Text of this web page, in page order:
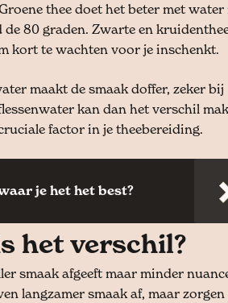
thee doet het beter met
80 graden. Zwarte en
kort te wachten voor je inschenkt.
maakt de smaak doffer, zeker bij
kan dan het verschil
factor in je theebereiding.
je het het best?
het verschil?
smaak afgeeft maar minder
langzamer smaak af, maar